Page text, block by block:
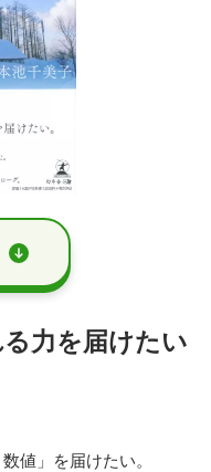
力を届けたい
値」を届けたい。